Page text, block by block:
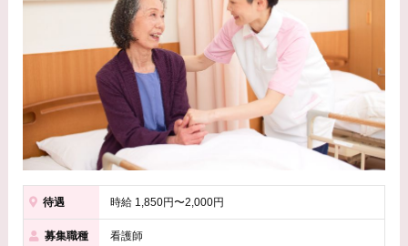
待遇 時給 1,850円〜2,000円
募集職種 看護師